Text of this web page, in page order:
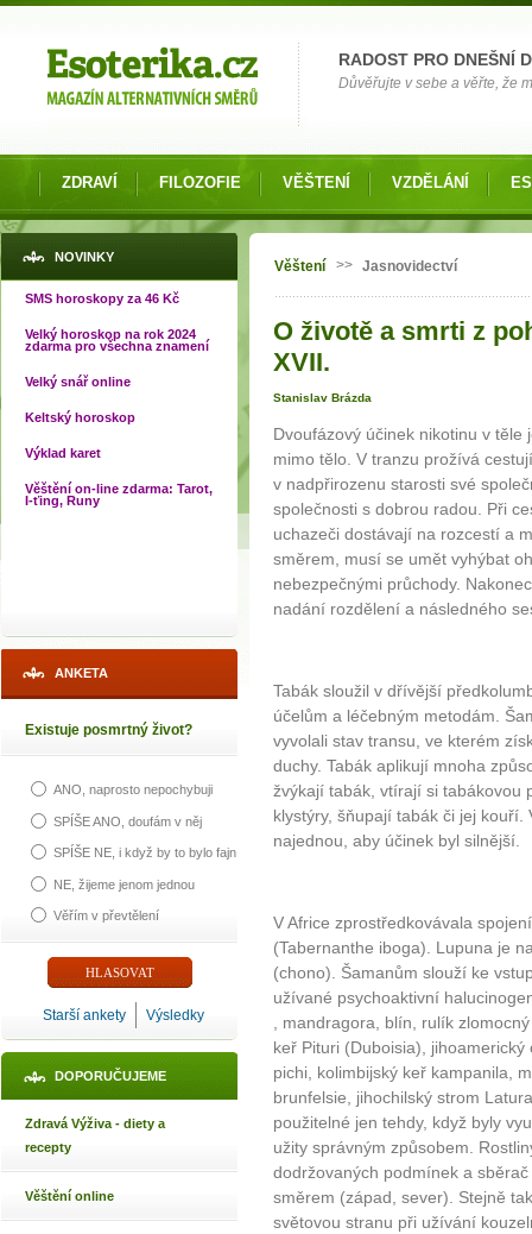
RADOST PRO DNEŠNÍ
Důvěřujte v sebe a věřte, že
ZDRAVÍ FILOZOFIE VĚŠTENÍ VZDĚLÁNÍ
NOVINKY
SMS horoskopy za 46 Kč
Velký horoskop na rok 2024
zdarma pro všechna znamení
Velký snář online
Keltský horoskop
Výklad karet
Věštění on-line zdarma: Tarot,
I-ťing, Runy
ANKETA
Existuje posmrtný život?
ANO, naprosto nepochybuji
SPÍŠE ANO, doufám v něj
SPÍŠE NE, i když by to bylo fajn
NE, žijeme jenom jednou
Věřím v převtělení
Starší ankety Výsledky
DOPORUČUJEME
Zdravá Výživa - diety a
recepty
Věštění online
Jste zde
Věštení >> Jasnovidectví
O životě a smrti z
XVII.
Stanislav Brázda
Dvoufázový účinek nikotinu v
mimo tělo. V tranzu prožívá
v nadpřirozenu starosti své
společnosti s dobrou radou. Při
uchazeči dostávají na rozcestí a
směrem, musí se umět vyhýbat
nebezpečnými průchody.
nadání rozdělení a následného
Tabák sloužil v dřívější
účelům a léčebným metodám.
vyvolali stav transu, ve kterém
duchy. Tabák aplikují mnoha
žvýkají tabák, vtírají si tabákovou
klystýry, šňupají tabák či jej
najednou, aby účinek byl silnější.
V Africe zprostředkovávala
(Tabernanthe iboga). Lupuna je
(chono). Šamanům slouží ke
užívané psychoaktivní
, mandragora, blín, rulík
keř Pituri (Duboisia),
pichi, kolimbijský keř kampanila,
brunfelsie, jihochilský strom
použitelné jen tehdy, když byly
užity správným způsobem.
dodržovaných podmínek a
směrem (západ, sever). Stejně
světovou stranu při užívání